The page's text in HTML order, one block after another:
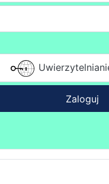
Zaloguj